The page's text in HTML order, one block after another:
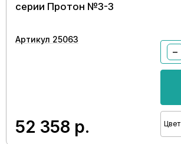
серии Протон №3-3
Артикул 25063
52 358 р.
−
Цвет